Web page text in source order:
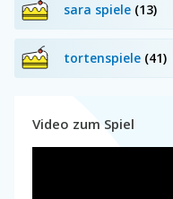
sara spiele (13)
tortenspiele (41)
Video zum Spiel